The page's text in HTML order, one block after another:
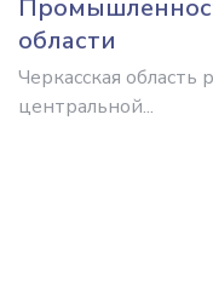
области
Черкасская область
центральной...